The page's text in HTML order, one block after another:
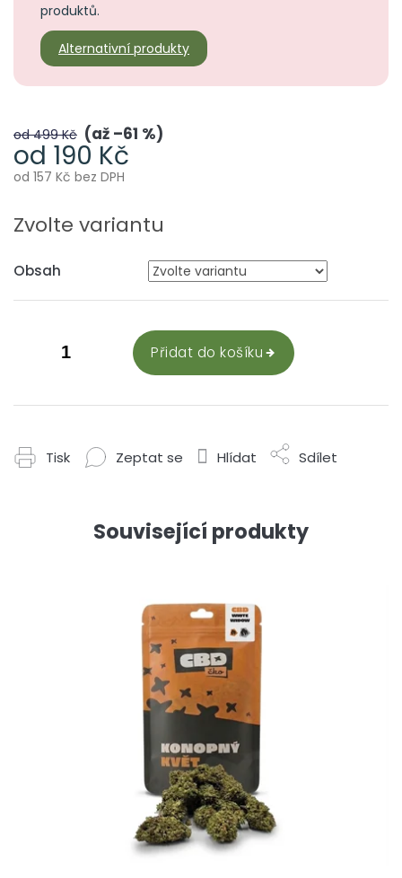
od 499 Kč až –61 %
od 190 Kč
od 157 Kč bez DPH
cena:
Zvolte variantu
Obsah
Přidat do košíku
produktů.
Alternativní produkty
Tisk Zeptat se Hlídat Sdílet
Související produkty